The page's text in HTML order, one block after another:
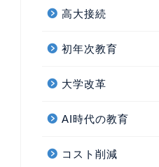
高大接続
初年次教育
大学改革
AI時代の教育
コスト削減